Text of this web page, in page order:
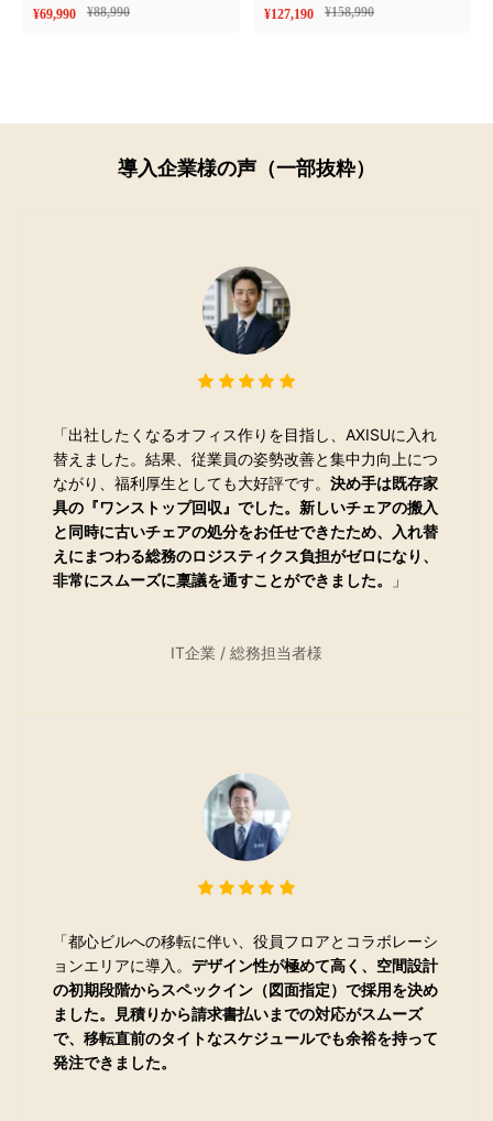
ミングチェア
¥69,990 ¥88,990
レザーリュクスオフィスチ
¥127,190 ¥158,990
導入企業様の声（一部抜粋）
「出社したくなるオフィス作りを目指し、AXISUに入れ
替えました。結果、従業員の姿勢改善と集中力向上につ
ながり、福利厚生としても大好評です。 決め手は既存家
具の『ワンストップ回収』でした。新しいチェアの搬入
と同時に古いチェアの処分をお任せできたため、入れ替
えにまつわる総務のロジスティクス負担がゼロになり、
非常にスムーズに稟議を通すことができました。
」
IT企業 / 総務担当者様
「都心ビルへの移転に伴い、役員フロアとコラボレーシ
ョンエリアに導入。 デザイン性が極めて高く、空間設計
の初期段階からスペックイン（図面指定）で採用を決め
ました。見積りから請求書払いまでの対応がスムーズ
で、移転直前のタイトなスケジュールでも余裕を持って
発注できました。